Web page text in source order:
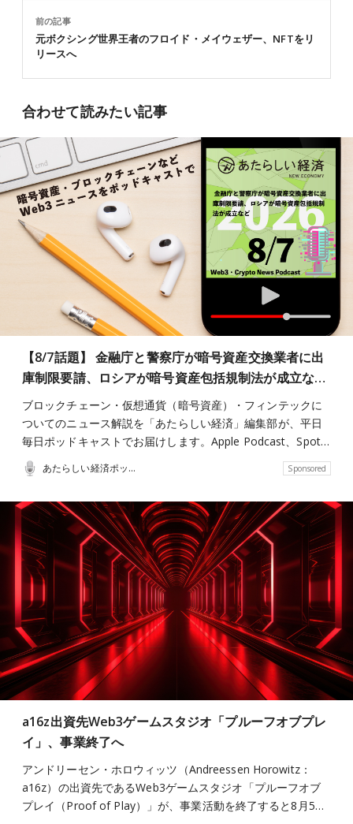
前の記事
元ボクシング世界王者のフロイド・メイウェザー、NFTをリ
リースへ
合わせて読みたい記事
【8/7話題】 金融庁と警察庁が暗号資産交換業者に出
庫制限要請、ロシアが暗号資産包括規制法が成立な…
ブロックチェーン・仮想通貨（暗号資産）・フィンテックに
ついてのニュース解説を「あたらしい経済」編集部が、平日
毎日ポッドキャストでお届けします。Apple Podcast、Spot…
あたらしい経済ポッドキャスト Sponsored
a16z出資先Web3ゲームスタジオ「プルーフオブプレ
イ」、事業終了へ
アンドリーセン・ホロウィッツ（Andreessen Horowitz：
a16z）の出資先であるWeb3ゲームスタジオ「プルーフオブ
プレイ（Proof of Play）」が、事業活動を終了すると8月5…